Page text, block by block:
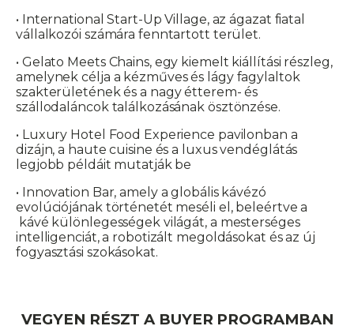
• International Start-Up Village, az ágazat fiatal
vállalkozói számára fenntartott terület.
• Gelato Meets Chains, egy kiemelt kiállítási részleg,
amelynek célja a kézműves és lágy fagylaltok
szakterületének és a nagy étterem- és
szállodaláncok találkozásának ösztönzése.
• Luxury Hotel Food Experience pavilonban a
dizájn, a haute cuisine és a luxus vendéglátás
legjobb példáit mutatják be
• Innovation Bar, amely a globális kávézó
evolúciójának történetét meséli el, beleértve a
kávé különlegességek világát, a mesterséges
intelligenciát, a robotizált megoldásokat és az új
fogyasztási szokásokat.
VEGYEN RÉSZT A BUYER PROGRAMBAN